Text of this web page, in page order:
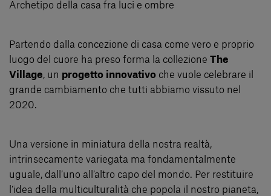
Archetipo della casa fra luci e ombre
Partendo dalla concezione di casa come vero e proprio
luogo del cuore ha preso forma la collezione The
Village, un progetto innovativo che vuole celebrare il
grande cambiamento che tutti abbiamo vissuto nel
2020.
Una versione in miniatura della nostra realtà,
intrinsecamente variegata ma fondamentalmente
uguale, dall’uno all’altro capo del mondo. Per restituire
l’idea della multiculturalità che popola il nostro pianeta,